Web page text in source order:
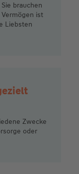
brauchen
ist
Liebsten
Zwecke
oder